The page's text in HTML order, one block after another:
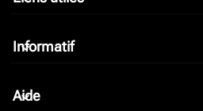
Informatif
keyboard_arrow_down
Aide
keyboard_arrow_down